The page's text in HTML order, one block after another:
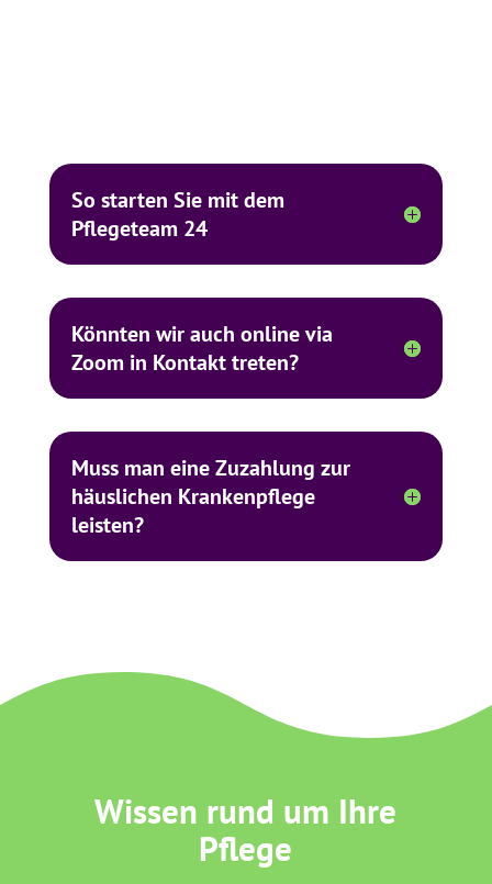
So starten Sie mit dem
Pflegeteam 24
Könnten wir auch online via
Zoom in Kontakt treten?
Muss man eine Zuzahlung zur
häuslichen Krankenpflege
leisten?
Wissen rund um Ihre
Pflege